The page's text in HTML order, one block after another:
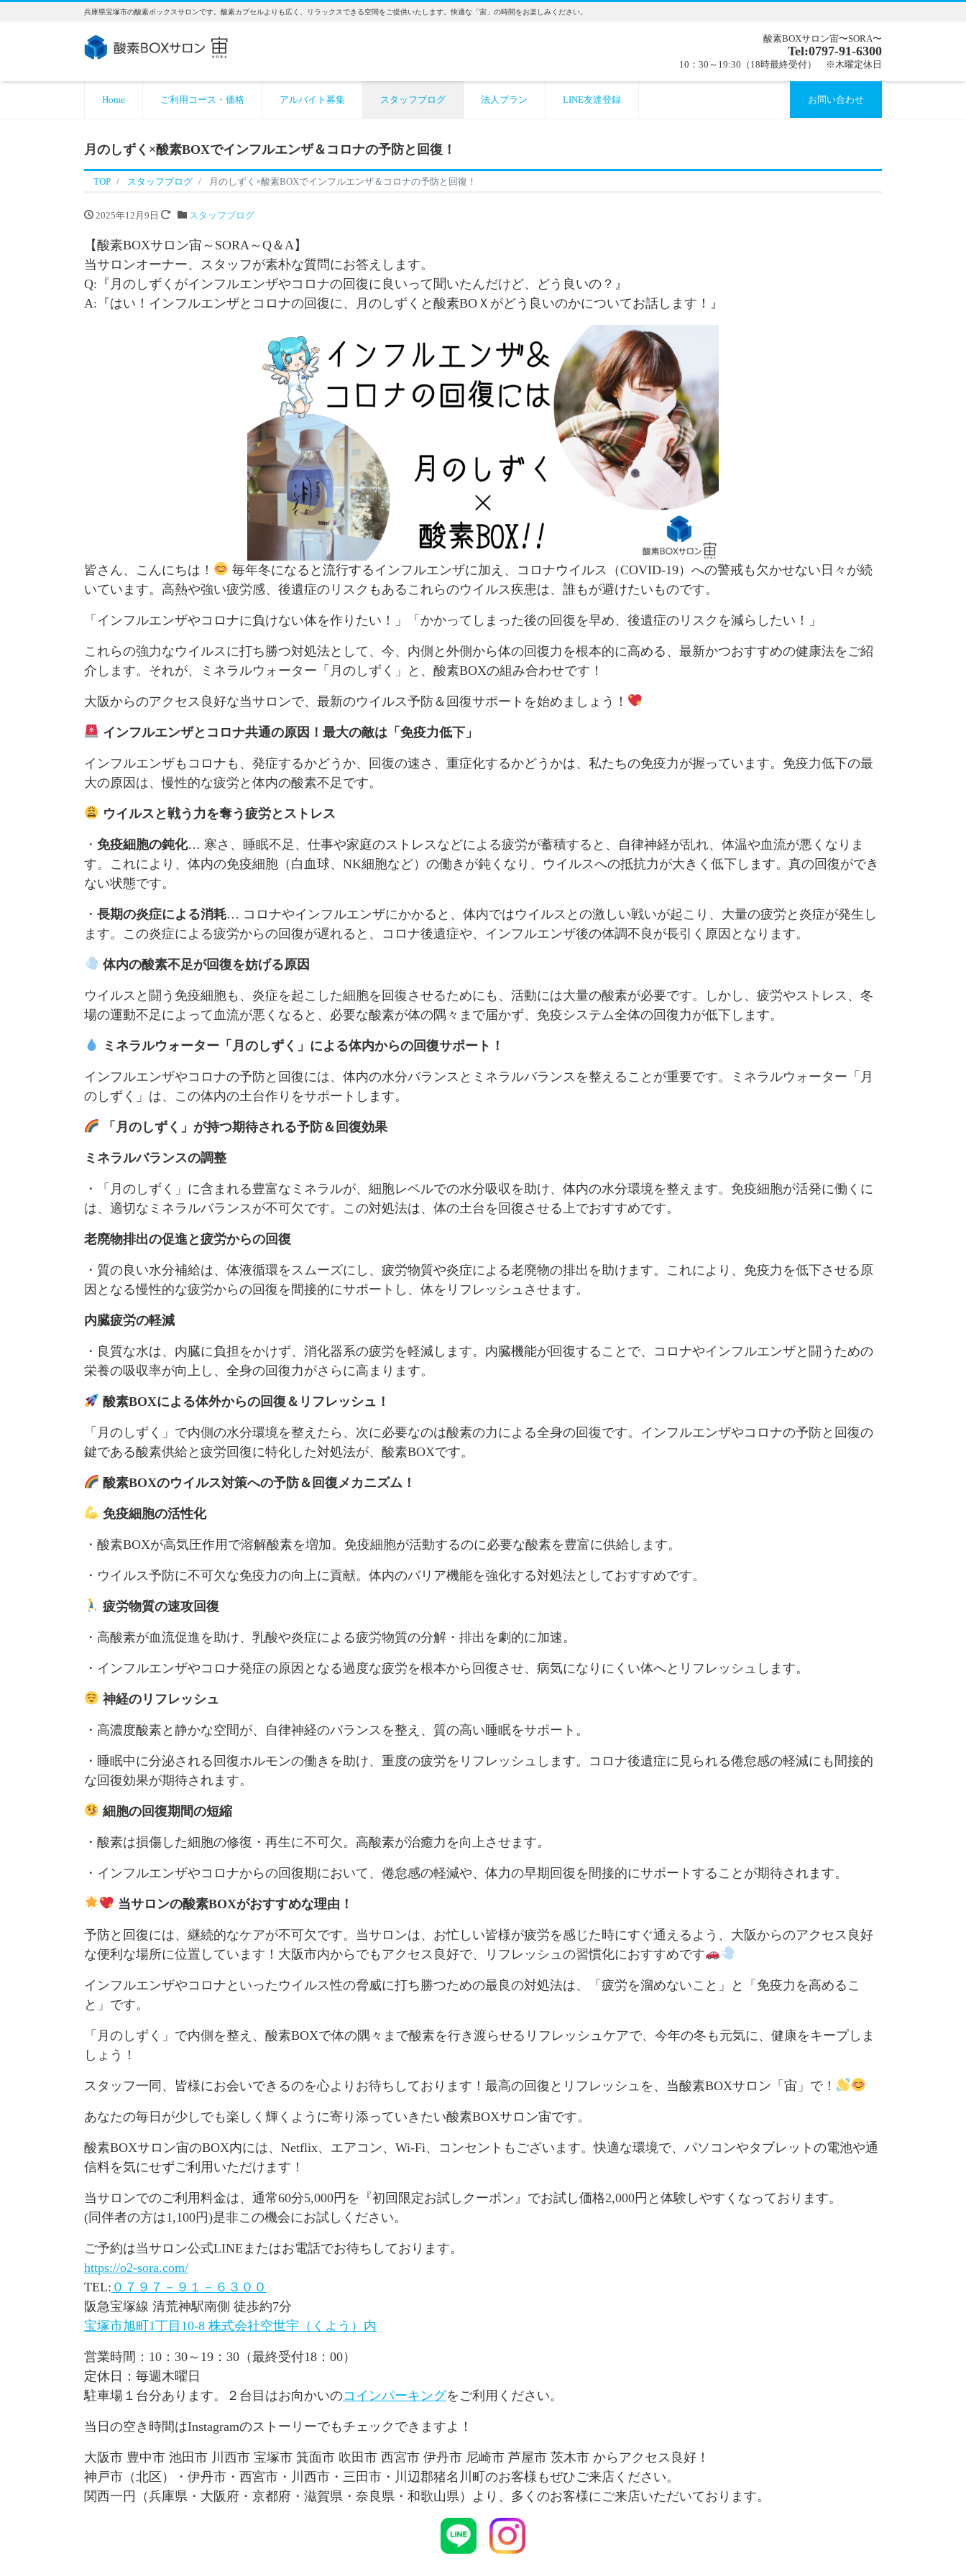
兵庫県宝塚市の酸素ボックスサロンです。酸素カプセルよりも広く、リラックスできる空間をご提供いたします。快適な「宙」の時間をお楽しみください。
酸素BOXサロン宙〜SORA〜
Tel:0797-91-6300
10：30～19:30（18時最終受付） ※木曜定休日
Home ご利用コース・価格 アルバイト募集 スタッフブログ 法人プラン LINE友達登録 お問い合わせ
月のしずく×酸素BOXでインフルエンザ＆コロナの予防と回復！
TOP スタッフブログ 月のしずく×酸素BOXでインフルエンザ＆コロナの予防と回復！
2025年12月9日 スタッフブログ
【酸素BOXサロン宙～SORA～Q＆A】
当サロンオーナー、スタッフが素朴な質問にお答えします。
Q:『月のしずくがインフルエンザやコロナの回復に良いって聞いたんだけど、どう良いの？』
A:『はい！インフルエンザとコロナの回復に、月のしずくと酸素BOＸがどう良いのかについてお話します！』
皆さん、こんにちは！
毎年冬になると流行するインフルエンザに加え、コロナウイルス（COVID-19）への警戒も欠かせない日々が続
いています。高熱や強い疲労感、後遺症のリスクもあるこれらのウイルス疾患は、誰もが避けたいものです。
「インフルエンザやコロナに負けない体を作りたい！」「かかってしまった後の回復を早め、後遺症のリスクを減らしたい！」
これらの強力なウイルスに打ち勝つ対処法として、今、内側と外側から体の回復力を根本的に高める、最新かつおすすめの健康法をご紹
介します。それが、ミネラルウォーター「月のしずく」と、酸素BOXの組み合わせです！
大阪からのアクセス良好な当サロンで、最新のウイルス予防＆回復サポートを始めましょう！
インフルエンザとコロナ共通の原因！最大の敵は「免疫力低下」
インフルエンザもコロナも、発症するかどうか、回復の速さ、重症化するかどうかは、私たちの免疫力が握っています。免疫力低下の最
大の原因は、慢性的な疲労と体内の酸素不足です。
ウイルスと戦う力を奪う疲労とストレス
・ 免疫細胞の鈍化… 寒さ、睡眠不足、仕事や家庭のストレスなどによる疲労が蓄積すると、自律神経が乱れ、体温や血流が悪くなりま
す。これにより、体内の免疫細胞（白血球、NK細胞など）の働きが鈍くなり、ウイルスへの抵抗力が大きく低下します。真の回復ができ
ない状態です。
・ 長期の炎症による消耗… コロナやインフルエンザにかかると、体内ではウイルスとの激しい戦いが起こり、大量の疲労と炎症が発生し
ます。この炎症による疲労からの回復が遅れると、コロナ後遺症や、インフルエンザ後の体調不良が長引く原因となります。
体内の酸素不足が回復を妨げる原因
ウイルスと闘う免疫細胞も、炎症を起こした細胞を回復させるためにも、活動には大量の酸素が必要です。しかし、疲労やストレス、冬
場の運動不足によって血流が悪くなると、必要な酸素が体の隅々まで届かず、免疫システム全体の回復力が低下します。
ミネラルウォーター「月のしずく」による体内からの回復サポート！
インフルエンザやコロナの予防と回復には、体内の水分バランスとミネラルバランスを整えることが重要です。ミネラルウォーター「月
のしずく」は、この体内の土台作りをサポートします。
「月のしずく」が持つ期待される予防＆回復効果
ミネラルバランスの調整
・「月のしずく」に含まれる豊富なミネラルが、細胞レベルでの水分吸収を助け、体内の水分環境を整えます。免疫細胞が活発に働くに
は、適切なミネラルバランスが不可欠です。この対処法は、体の土台を回復させる上でおすすめです。
老廃物排出の促進と疲労からの回復
・質の良い水分補給は、体液循環をスムーズにし、疲労物質や炎症による老廃物の排出を助けます。これにより、免疫力を低下させる原
因となる慢性的な疲労からの回復を間接的にサポートし、体をリフレッシュさせます。
内臓疲労の軽減
・良質な水は、内臓に負担をかけず、消化器系の疲労を軽減します。内臓機能が回復することで、コロナやインフルエンザと闘うための
栄養の吸収率が向上し、全身の回復力がさらに高まります。
酸素BOXによる体外からの回復＆リフレッシュ！
「月のしずく」で内側の水分環境を整えたら、次に必要なのは酸素の力による全身の回復です。インフルエンザやコロナの予防と回復の
鍵である酸素供給と疲労回復に特化した対処法が、酸素BOXです。
酸素BOXのウイルス対策への予防＆回復メカニズム！
免疫細胞の活性化
・酸素BOXが高気圧作用で溶解酸素を増加。免疫細胞が活動するのに必要な酸素を豊富に供給します。
・ウイルス予防に不可欠な免疫力の向上に貢献。体内のバリア機能を強化する対処法としておすすめです。
疲労物質の速攻回復
・高酸素が血流促進を助け、乳酸や炎症による疲労物質の分解・排出を劇的に加速。
・インフルエンザやコロナ発症の原因となる過度な疲労を根本から回復させ、病気になりにくい体へとリフレッシュします。
神経のリフレッシュ
・高濃度酸素と静かな空間が、自律神経のバランスを整え、質の高い睡眠をサポート。
・睡眠中に分泌される回復ホルモンの働きを助け、重度の疲労をリフレッシュします。コロナ後遺症に見られる倦怠感の軽減にも間接的
な回復効果が期待されます。
細胞の回復期間の短縮
・酸素は損傷した細胞の修復・再生に不可欠。高酸素が治癒力を向上させます。
・インフルエンザやコロナからの回復期において、倦怠感の軽減や、体力の早期回復を間接的にサポートすることが期待されます。
当サロンの酸素BOXがおすすめな理由！
予防と回復には、継続的なケアが不可欠です。当サロンは、お忙しい皆様が疲労を感じた時にすぐ通えるよう、大阪からのアクセス良好
な便利な場所に位置しています！大阪市内からでもアクセス良好で、リフレッシュの習慣化におすすめです
インフルエンザやコロナといったウイルス性の脅威に打ち勝つための最良の対処法は、「疲労を溜めないこと」と「免疫力を高めるこ
と」です。
「月のしずく」で内側を整え、酸素BOXで体の隅々まで酸素を行き渡らせるリフレッシュケアで、今年の冬も元気に、健康をキープしま
しょう！
スタッフ一同、皆様にお会いできるのを心よりお待ちしております！最高の回復とリフレッシュを、当酸素BOXサロン「宙」で！
あなたの毎日が少しでも楽しく輝くように寄り添っていきたい酸素BOXサロン宙です。
酸素BOXサロン宙のBOX内には、Netflix、エアコン、Wi-Fi、コンセントもございます。快適な環境で、パソコンやタブレットの電池や通
信料を気にせずご利用いただけます！
当サロンでのご利用料金は、通常60分5,000円を『初回限定お試しクーポン』でお試し価格2,000円と体験しやすくなっております。
(同伴者の方は1,100円)是非この機会にお試しください。
ご予約は当サロン公式LINEまたはお電話でお待ちしております。
https://o2-sora.com/
TEL: ０７９７－９１－６３００
阪急宝塚線 清荒神駅南側 徒歩約7分
宝塚市旭町1丁目10-8 株式会社空世宇（くよう）内
営業時間：10：30～19：30（最終受付18：00）
定休日：毎週木曜日
駐車場１台分あります。２台目はお向かいのコインパーキングをご利用ください。
当日の空き時間はInstagramのストーリーでもチェックできますよ！
大阪市 豊中市 池田市 川西市 宝塚市 箕面市 吹田市 西宮市 伊丹市 尼崎市 芦屋市 茨木市 からアクセス良好！
神戸市（北区）・伊丹市・西宮市・川西市・三田市・川辺郡猪名川町のお客様もぜひご来店ください。
関西一円（兵庫県・大阪府・京都府・滋賀県・奈良県・和歌山県）より、多くのお客様にご来店いただいております。